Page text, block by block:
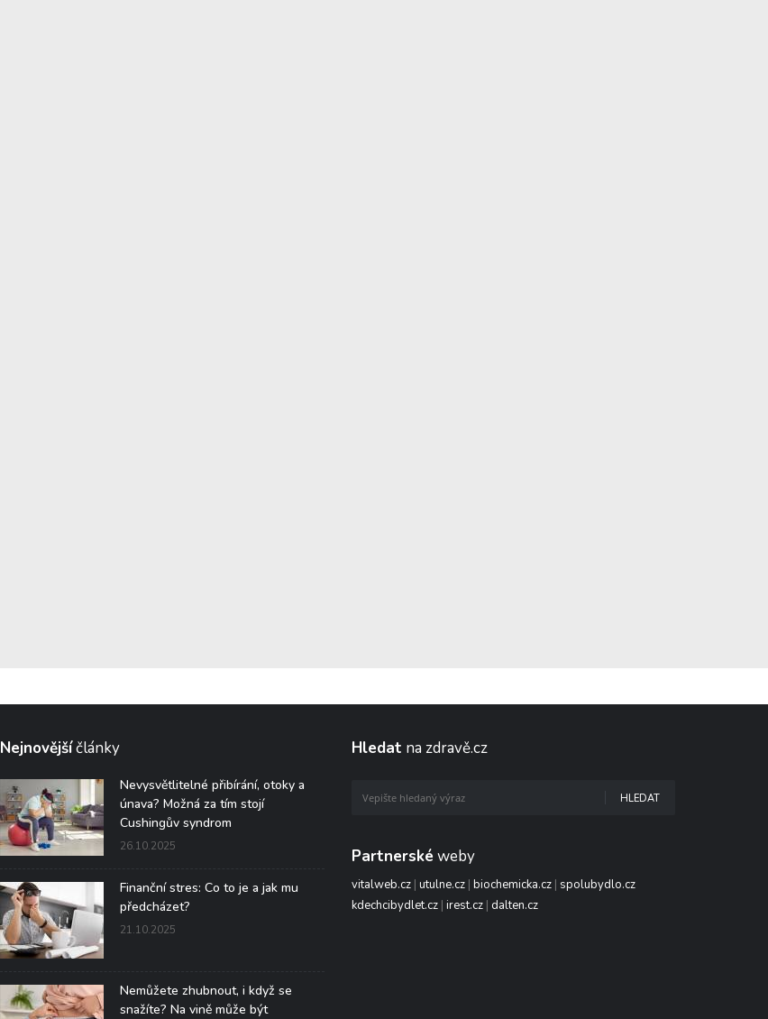
Nejnovějšíčlánky
Nevysvětlitelné přibírání, otoky a
únava? Možná za tím stojí
Cushingův syndrom
26.10.2025
Finanční stres: Co to je a jak mu
předcházet?
21.10.2025
Nemůžete zhubnout, i když se
snažíte? Na vině může být
Hledat na zdravě.cz
HLEDAT
Partnerské weby
vitalweb.cz| utulne.cz| biochemicka.cz| spolubydlo.cz
kdechcibydlet.cz| irest.cz| dalten.cz